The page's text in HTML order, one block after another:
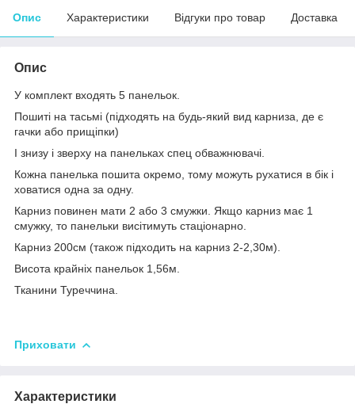
Опис Характеристики Відгуки про товар Доставка
Опис
У комплект входять 5 панельок.
Пошиті на тасьмі (підходять на будь-який вид карниза, де є
гачки або прищіпки)
І знизу і зверху на панельках спец обважнювачі.
Кожна панелька пошита окремо, тому можуть рухатися в бік і
ховатися одна за одну.
Карниз повинен мати 2 або 3 смужки. Якщо карниз має 1
смужку, то панельки висітимуть стаціонарно.
Карниз 200см (також підходить на карниз 2-2,30м).
Висота крайніх панельок 1,56м.
Тканини Туреччина.
Приховати
Характеристики